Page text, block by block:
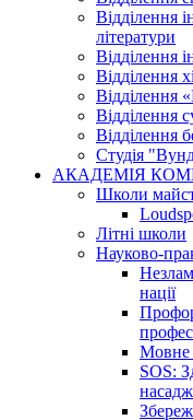
Відділення
літератури
Відділення
Відділення
Відділення
Відділення
Відділення
Студія
АКАДЕМІЯ
Школи
Літні школи
Науково-
нації
Мовне
SOS: